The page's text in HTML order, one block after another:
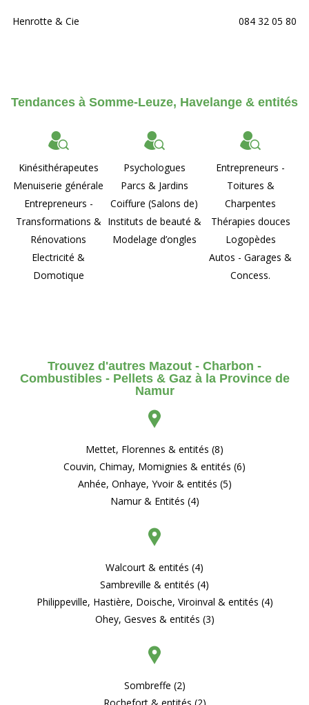
Henrotte & Cie 084 32 05 80
Tendances à Somme-Leuze, Havelange & entités
Kinésithérapeutes
Menuiserie générale
Entrepreneurs -
Transformations &
Rénovations
Electricité &
Domotique
Psychologues
Parcs & Jardins
Coiffure (Salons de)
Instituts de beauté &
Modelage d’ongles
Entrepreneurs -
Toitures &
Charpentes
Thérapies douces
Logopèdes
Autos - Garages &
Concess.
Trouvez d'autres Mazout - Charbon -
Combustibles - Pellets & Gaz à la Province de
Namur
Mettet, Florennes & entités (8)
Couvin, Chimay, Momignies & entités (6)
Anhée, Onhaye, Yvoir & entités (5)
Namur & Entités (4)
Walcourt & entités (4)
Sambreville & entités (4)
Philippeville, Hastière, Doische, Viroinval & entités (4)
Ohey, Gesves & entités (3)
Sombreffe (2)
Rochefort & entités (2)